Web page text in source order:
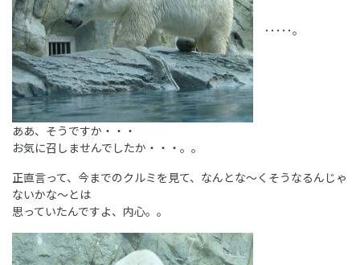
･････。
ああ、そうですか・・・
お気に召しませんでしたか・・・。。
正直言って、今までのクルミを見て、なんとな～くそうなるんじゃ
ないかな～とは
思っていたんですよ、内心。。